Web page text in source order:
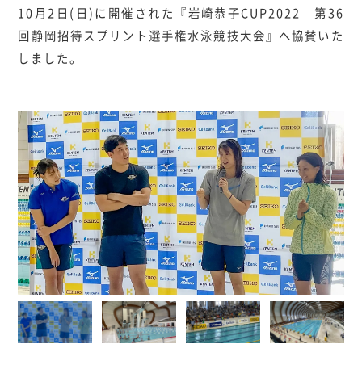
10月2日(日)に開催された『岩崎恭子CUP2022 第36
回静岡招待スプリント選手権水泳競技大会』へ協賛いた
しました。